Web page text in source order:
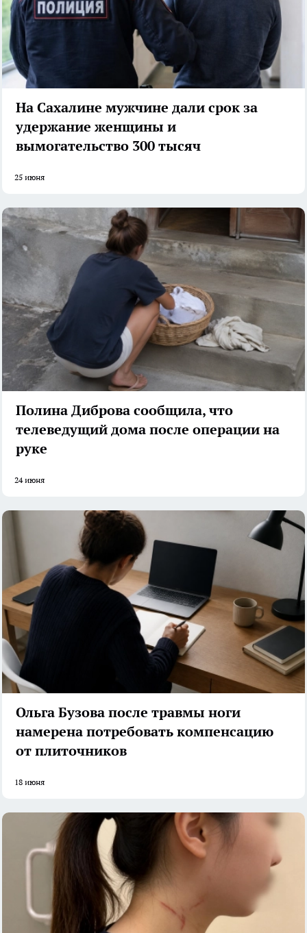
На Сахалине мужчине дали срок за
удержание женщины и
вымогательство 300 тысяч
25 июня
Полина Диброва сообщила, что
телеведущий дома после операции на
руке
24 июня
Ольга Бузова после травмы ноги
намерена потребовать компенсацию
от плиточников
18 июня